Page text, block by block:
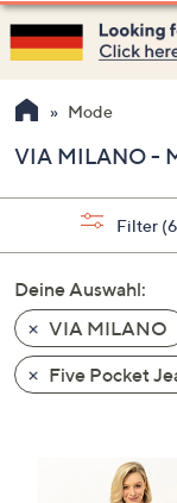
verfügbar
sind,
verwenden
Sie
Pfeiltasten
nach
und
nach
unten
oder
wischen
Sie
Mode
VIA MILANO -
Filter
Deine Auswahl:
VIA MILANO
Five Pocket